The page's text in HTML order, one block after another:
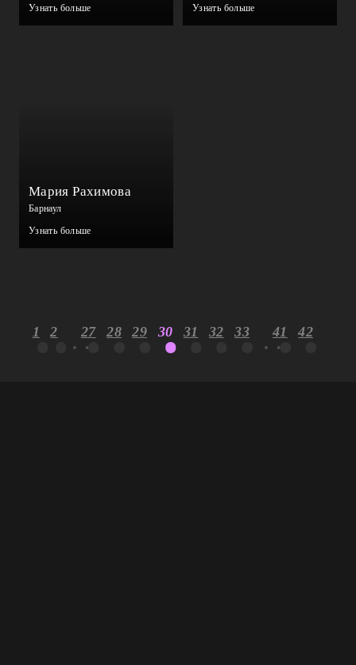
Узнать больше
Узнать больше
Мария Рахимова
Барнаул
Узнать больше
1 2 27 28 29 30 31 32 33 41 42